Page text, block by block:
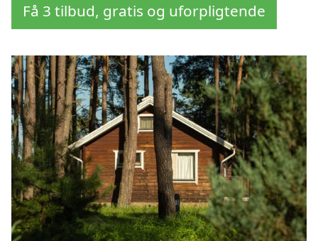
Få 3 tilbud, gratis og uforpligtende